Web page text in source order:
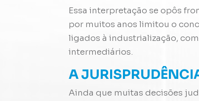
Essa interpretação se opôs
por muitos anos limitou o
ligados à industrialização,
intermediários.
A
Ainda que muitas decisões